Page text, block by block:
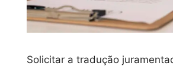
Solicitar a tradução